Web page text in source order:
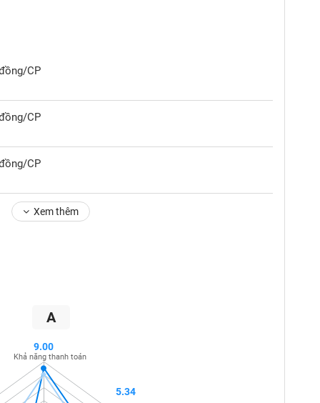
CP
CP
CP
Xem thêm
A
9.00
Khả năng thanh toán
5.34